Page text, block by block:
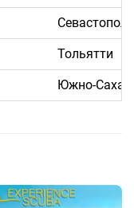
Севастополь
Тольятти
Южно-